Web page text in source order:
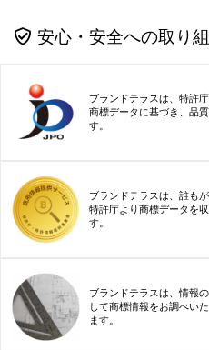
安心・安全への取り
ブランドテラスは、特許
商標データに基づき、品
す。
ブランドテラスは、誰も
特許庁より商標データを
す。
ブランドテラスは、情報
して商標情報をお調べい
ます。